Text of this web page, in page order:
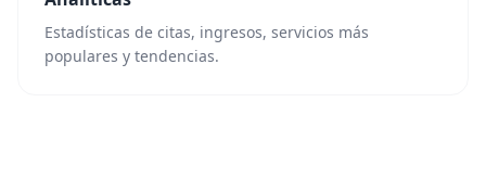
Estadísticas de citas, ingresos, servicios más
populares y tendencias.